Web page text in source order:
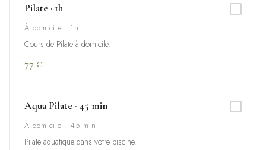
Pilate · 1h
À domicile · 1h
Cours de Pilate à domicile.
77 €
Aqua Pilate · 45 min
À domicile · 45 min
Pilate aquatique dans votre piscine.